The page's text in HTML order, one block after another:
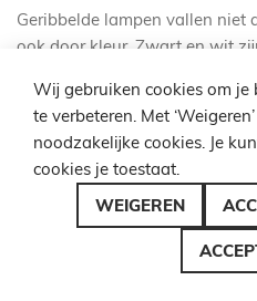
Geribbelde lampen vallen niet
ook door kleur. Zwart en wit
uitstraling. Groen, rood,
juist opvallender. Goud en
afwerking.
Door meerdere lampen uit
combineren, ontstaat een
wandlampen in de hal, een
Wij gebruiken cookies om
te verbeteren. Met
noodzakelijke cookies. Je
cookies je toestaat.
WEIGEREN